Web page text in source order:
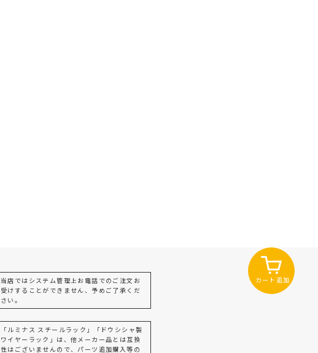
カート追加
当店ではシステム管理上お電話でのご注文お
受けすることができません、予めご了承くだ
さい。
「ルミナス スチールラック」「ドウシシャ製
ワイヤーラック」は、他メーカー品とは互換
性はございませんので、パーツ追加購入等の